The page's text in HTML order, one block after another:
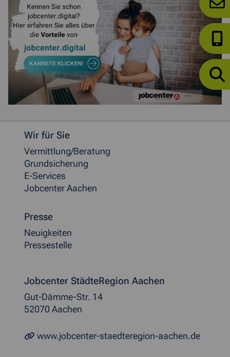
Weitere allgemeine Informationen
Wir für Sie
Vermittlung/Beratung
Grundsicherung
E-Services
Jobcenter Aachen
Presse
Neuigkeiten
Pressestelle
Jobcenter StädteRegion Aachen
Gut-Dämme-Str. 14
52070 Aachen
www.jobcenter-staedteregion-aachen.de